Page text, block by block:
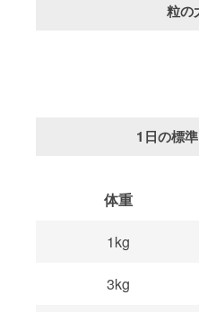
粒の
1日の標
体重
1kg
3kg